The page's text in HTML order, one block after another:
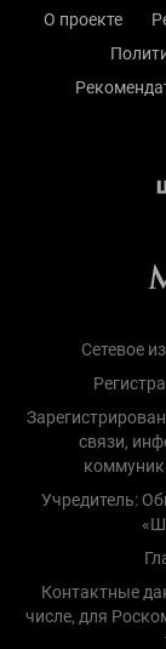
О проекте
Сетевое
связи,
Учредитель:
Контактные
числе, для